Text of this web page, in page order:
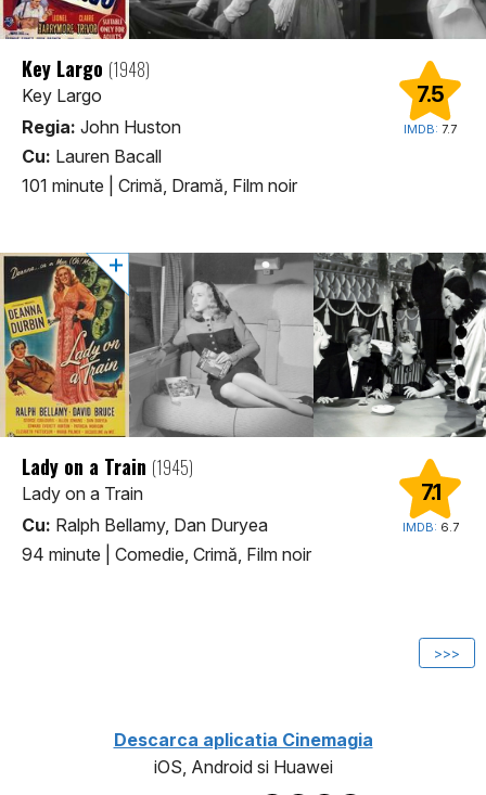
7.5
IMDB: 7.7
Key Largo (1948)
Key Largo
Regia: John Huston
Cu: Lauren Bacall
101 minute
Crimă, Dramă, Film noir
7.1
IMDB: 6.7
Lady on a Train (1945)
Lady on a Train
Cu: Ralph Bellamy, Dan Duryea
94 minute
Comedie, Crimă, Film noir
>>>
Descarca aplicatia Cinemagia
iOS, Android si Huawei